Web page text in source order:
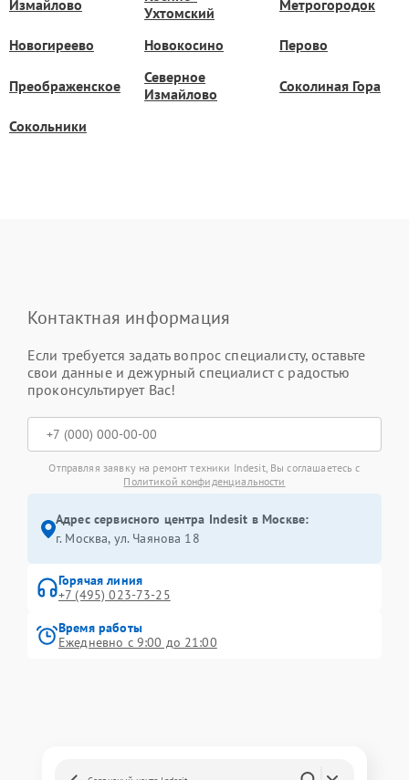
Измайлово
Ухтомский
Метрогородок
Новогиреево Новокосино Перово
Преображенское
Северное
Измайлово
Соколиная Гора
Сокольники
Контактная информация
Если требуется задать вопрос специалисту, оставьте
свои данные и дежурный специалист с радостью
проконсультирует Вас!
Отправляя заявку на ремонт техники Indesit, Вы соглашаетесь с
Политикой конфиденциальности
Адрес сервисного центра Indesit в Москве:
г. Москва, ул. Чаянова 18
Горячая линия
+7 (495) 023-73-25
Время работы
Ежедневно с 9:00 до 21:00